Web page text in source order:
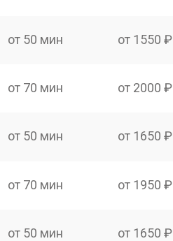
от 50 мин от 1550 ₽
от 70 мин от 2000 ₽
от 50 мин от 1650 ₽
от 70 мин от 1950 ₽
от 50 мин от 1650 ₽